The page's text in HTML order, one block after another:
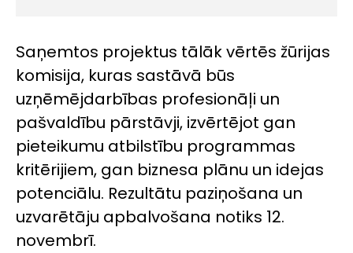
Saņemtos projektus tālāk vērtēs žūrijas
komisija, kuras sastāvā būs
uzņēmējdarbības profesionāļi un
pašvaldību pārstāvji, izvērtējot gan
pieteikumu atbilstību programmas
kritērijiem, gan biznesa plānu un idejas
potenciālu. Rezultātu paziņošana un
uzvarētāju apbalvošana notiks 12.
novembrī.